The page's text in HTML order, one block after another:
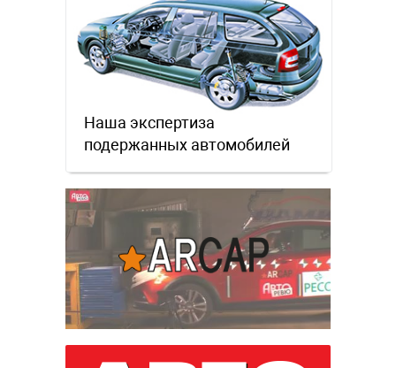
Наша экспертиза
подержанных автомобилей